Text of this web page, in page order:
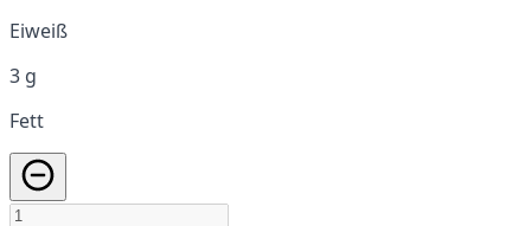
Eiweiß
3 g
Fett